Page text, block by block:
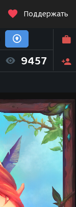
Поддержать
9457